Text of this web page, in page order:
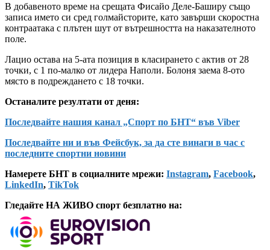
В добавеното време на срещата Фисайо Деле-Баширу също
записа името си сред голмайсторите, като завърши скоростна
контраатака с плътен шут от вътрешността на наказателното
поле.
Лацио остава на 5-ата позиция в класирането с актив от 28
точки, с 1 по-малко от лидера Наполи. Болоня заема 8-ото
място в подреждането с 18 точки.
Останалите резултати от деня:
Последвайте нашия канал „Спорт по БНТ“ във Viber
Последвайте ни и във Фейсбук, за да сте винаги в час с
последните спортни новини
Намерете БНТ в социалните мрежи: Instagram, Facebook,
LinkedIn, TikTok
Гледайте НА ЖИВО спорт безплатно на: